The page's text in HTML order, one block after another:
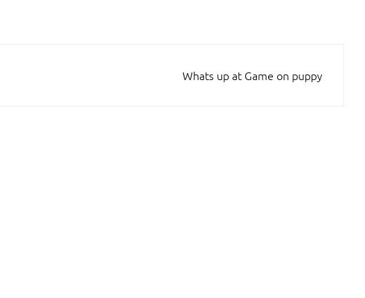
Whats up at Game on puppy